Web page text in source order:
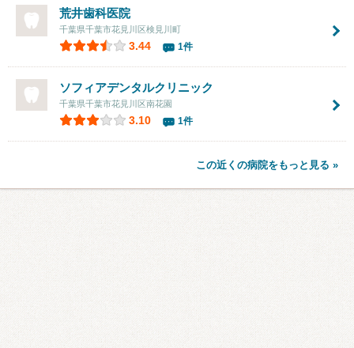
荒井歯科医院
千葉県千葉市花見川区検見川町
3.44 1件
ソフィアデンタルクリニック
千葉県千葉市花見川区南花園
3.10 1件
この近くの病院をもっと見る »